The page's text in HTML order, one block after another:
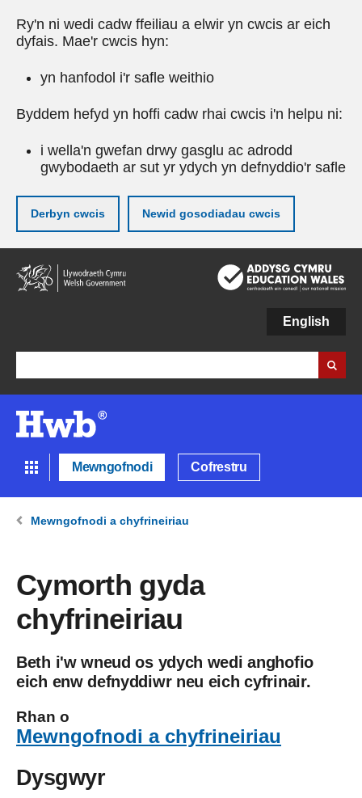
Ry'n ni wedi cadw ffeiliau a elwir yn cwcis ar eich
dyfais. Mae'r cwcis hyn:
yn hanfodol i'r safle weithio
Byddem hefyd yn hoffi cadw rhai cwcis i'n helpu ni:
i wella'n gwefan drwy gasglu ac adrodd
gwybodaeth ar sut yr ydych yn defnyddio'r safle
Derbyn cwcis Newid gosodiadau cwcis
Neidio
i'r
prif
English
Mewngofnodi Cofrestru
Mewngofnodi a chyfrineiriau
Cymorth gyda
chyfrineiriau
Beth i'w wneud os ydych wedi anghofio
eich enw defnyddiwr neu eich cyfrinair.
Rhan o
Mewngofnodi a chyfrineiriau
Dysgwyr